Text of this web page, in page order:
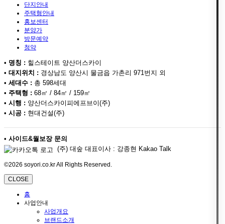
단지안내
주택형안내
홍보센터
분양가
방문예약
청약
• 명칭 : 힐스테이트 양산더스카이
• 대지위치 : 경상남도 양산시 물금읍 가촌리 971번지 외
• 세대수 : 총 598세대
• 주택형 : 68㎡ / 84㎡ / 159㎡
• 시행 : 양산더스카이피에프브이(주)
• 시공 : 현대건설(주)
• 사이드&월보장 문의
(주) 대숲 대표이사 : 강종현 Kakao Talk
©2026 soyori.co.kr All Rights Reserved.
CLOSE
홈
사업안내
사업개요
브랜드소개